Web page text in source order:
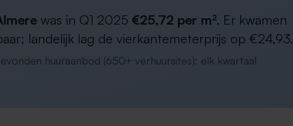
was in Q1 2025 €25,72 per m². Er kwamen
landelijk lag de vierkantemeterprijs op €24,93.
huuraanbod (650+ verhuursites); elk kwartaal